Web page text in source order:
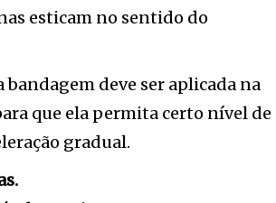
esticam no sentido do
deve ser aplicada na
que ela permita certo nível de
gradual.